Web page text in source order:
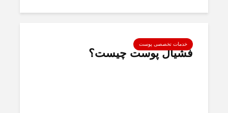
خدمات تخصصی پوست
فشیال پوست چیست؟